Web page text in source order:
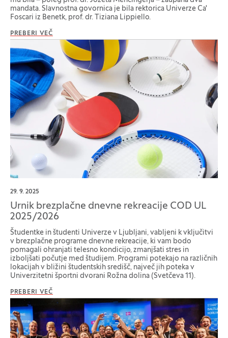
mandata. Slavnostna govornica je bila rektorica Univerze Ca'
Foscari iz Benetk, prof. dr. Tiziana Lippiello.
PREBERI VEČ
29. 9. 2025
Urnik brezplačne dnevne rekreacije COD UL
2025/2026
Študentke in študenti Univerze v Ljubljani, vabljeni k vključitvi
v brezplačne programe dnevne rekreacije, ki vam bodo
pomagali ohranjati telesno kondicijo, zmanjšati stres in
izboljšati počutje med študijem. Programi potekajo na različnih
lokacijah v bližini študentskih središč, največ jih poteka v
Univerzitetni športni dvorani Rožna dolina (Svetčeva 11).
PREBERI VEČ